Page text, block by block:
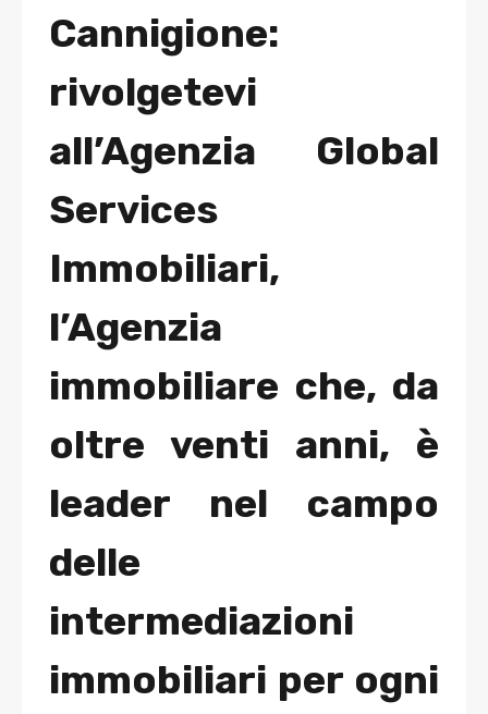
Cannigione:
rivolgetevi
all’Agenzia Global
Services
Immobiliari,
l’Agenzia
immobiliare che, da
oltre venti anni, è
leader nel campo
delle
intermediazioni
immobiliari per ogni